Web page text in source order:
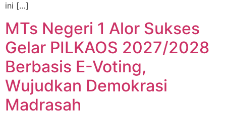
ini […]
⁠⁠MTs Negeri 1 Alor Sukses
Gelar PILKAOS 2027/2028
Berbasis E-Voting,
Wujudkan Demokrasi
Madrasah